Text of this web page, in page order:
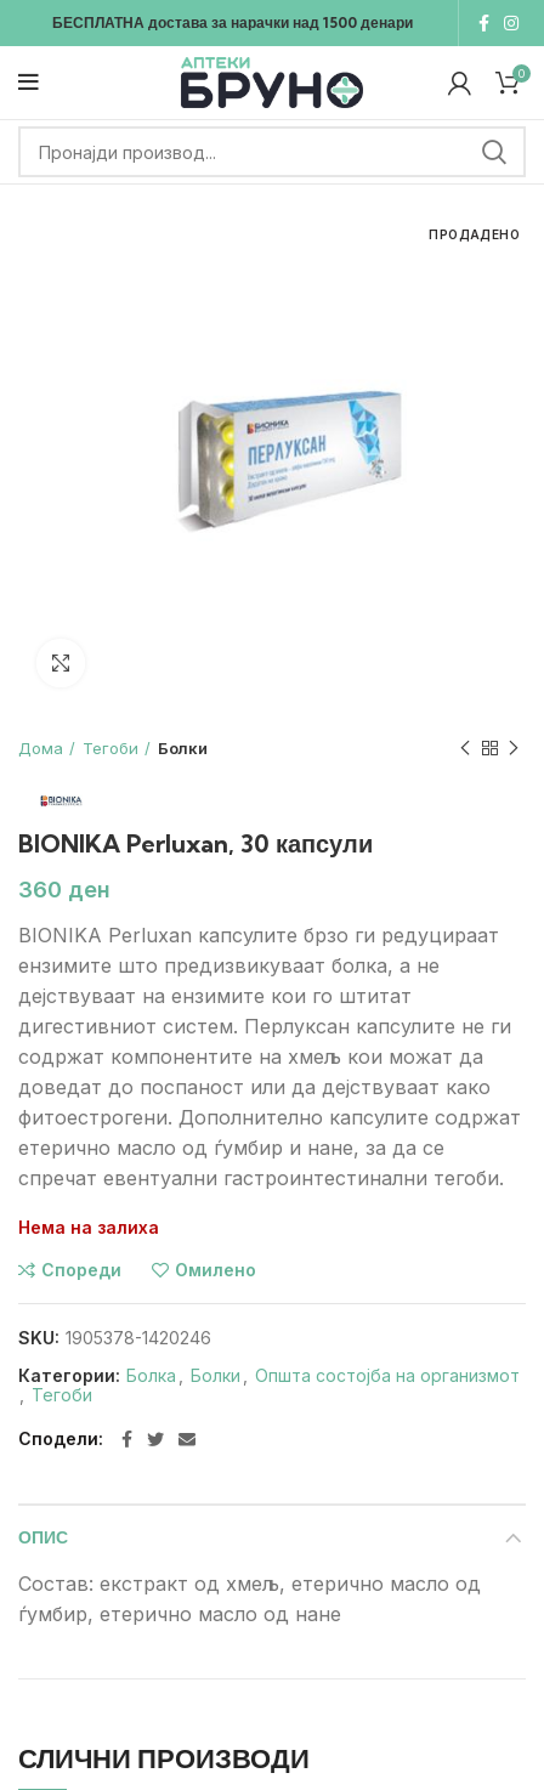
БЕСПЛАТНА доставаза нарачки над 1500денари
0
ПРОДАДЕНО
Дома Тегоби Болки
BIONIKA Perluxan, 30 капсули
ден
BIONIKA Perluxan капсулите брзо ги редуцираат
ензимите што предизвикуваат болка, а не
дејствуваат на ензимите кои го штитат
дигестивниот систем. Перлуксан капсулите не ги
содржат компонентите на хмељ кои можат да
доведат до поспаност или да дејствуваат како
фитоестрогени. Дополнително капсулите содржат
етерично масло од ѓумбир и нане, за да се
спречат евентуални гастроинтестинални тегоби.
Нема на залиха
Спореди Омилено
SKU: 1905378-1420246
Категории: Болка Болки
Општа состојба на организмот
Тегоби
Сподели
ОПИС
Состав: екстракт од хмељ, етерично масло од
ѓумбир, етерично масло од нане
СЛИЧНИ ПРОИЗВОДИ